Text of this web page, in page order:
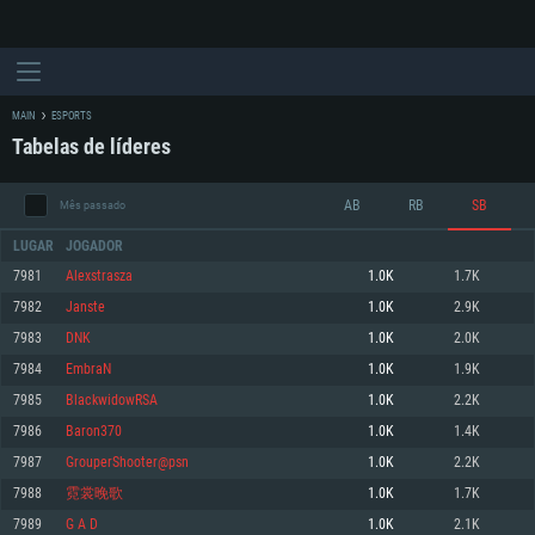
REQUERIMENTOS DE SISTEMA
Mínimo
Sistema Operativo: Windows 10 (64 bit)
Processador: Dual-Core 2.2 GHz
Mínimo
Sistema Operativo: Mac OS Big Sur 11.0 ou versão mais recente
Processador: Core i5 2.2GHz mínimo (Intel Xeon não suportado)
Mínimo
Sistema Operativo: Distribuições mais modernas do Linux de 64bit
Processador: Dual-Core 2.4 GHz
MAIN ESPORTS
Tabelas de líderes
Mês passado AB RB SB
LUGAR JOGADOR
7981 Alexstrasza 1.0K 1.7K
7982 Janste 1.0K 2.9K
7983 DNK 1.0K 2.0K
7984 EmbraN 1.0K 1.9K
7985 BlackwidowRSA 1.0K 2.2K
7986 Baron370 1.0K 1.4K
7987 GrouperShooter@psn 1.0K 2.2K
7988 霓裳晚歌 1.0K 1.7K
7989 G A D 1.0K 2.1K